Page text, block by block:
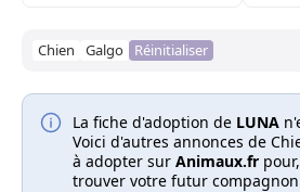
Chien Galgo Réinitialiser
La fiche d'adoption de LUNA
Voici d'autres annonces de
à adopter sur Animaux.fr
trouver votre futur